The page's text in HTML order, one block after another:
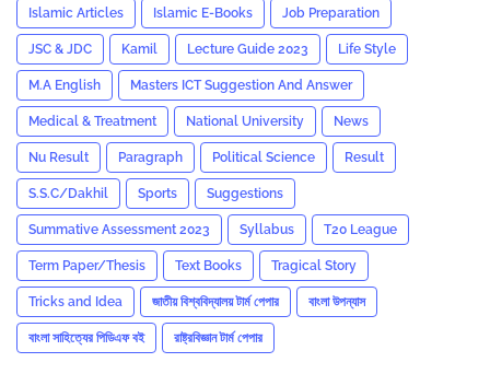
Islamic Articles Islamic E-Books Job Preparation
JSC & JDC Kamil Lecture Guide 2023 Life Style
M.A English Masters ICT Suggestion And Answer
Medical & Treatment National University News
Nu Result Paragraph Political Science Result
S.S.C/Dakhil Sports Suggestions
Summative Assessment 2023 ‍Syllabus T20 League
Term Paper/Thesis Text Books Tragical Story
Tricks and ‍Idea জাতীয় বিশ্ববিদ্যালয় টার্ম পেপার বাংলা উপন্যাস
বাংলা সাহিত্যের পিডিএফ বই রাষ্ট্রবিজ্ঞান টার্ম পেপার